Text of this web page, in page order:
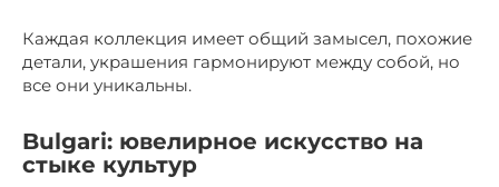
Каждая коллекция имеет общий замысел, похожие
детали, украшения гармонируют между собой, но
все они уникальны.
Bulgari: ювелирное искусство на
стыке культур